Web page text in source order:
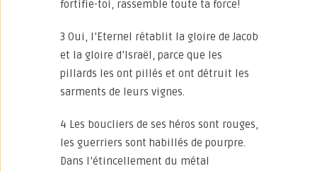
fortifie-toi, rassemble toute ta force!
3 Oui, l’Eternel rétablit la gloire de Jacob
et la gloire d’Israël, parce que les
pillards les ont pillés et ont détruit les
sarments de leurs vignes.
4 Les boucliers de ses héros sont rouges,
les guerriers sont habillés de pourpre.
Dans l’étincellement du métal